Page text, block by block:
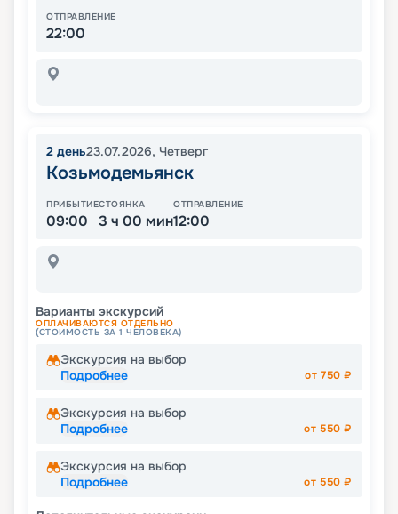
ОТПРАВЛЕНИЕ
22:00
2 день23.07.2026, Четверг
Козьмодемьянск
ПРИБЫТИЕ
09:00
СТОЯНКА
3 ч 00 мин
ОТПРАВЛЕНИЕ
12:00
Варианты экскурсий
ОПЛАЧИВАЮТСЯ ОТДЕЛЬНО
(СТОИМОСТЬ ЗА 1 ЧЕЛОВЕКА)
Экскурсия на выбор
Подробнее
от 750 ₽
Экскурсия на выбор
Подробнее
от 550 ₽
Экскурсия на выбор
Подробнее
от 550 ₽